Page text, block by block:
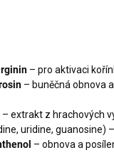
– pro aktivaci
– buněčná obnova
– extrakt z hrachových
uridine, guanosine)
– obnova a